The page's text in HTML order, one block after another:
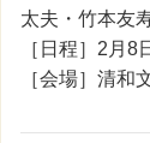
太夫・竹本友
［日程］2月8
［会場］清和